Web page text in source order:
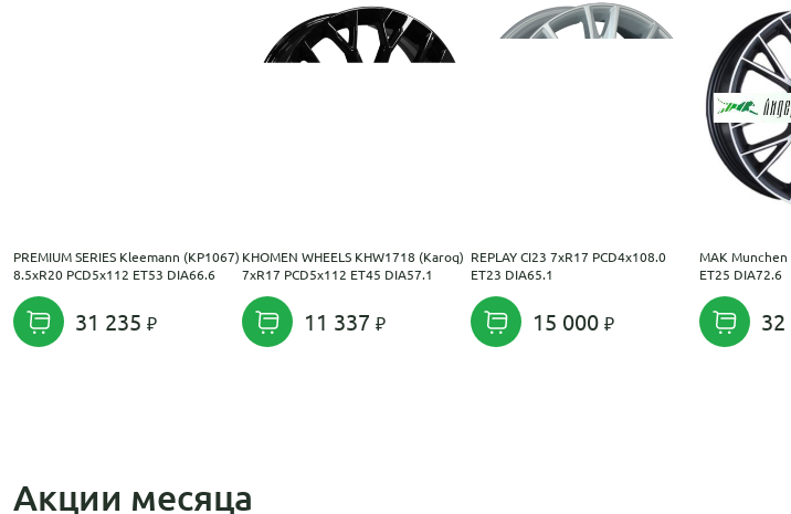
PREMIUM SERIES Kleemann (КР1067)
8.5xR20 PCD5x112 ET53 DIA66.6
31 235
KHOMEN WHEELS KHW1718 (Karoq)
7xR17 PCD5x112 ET45 DIA57.1
11 337
REPLAY CI23 7xR17 PCD4x108.0
ET23 DIA65.1
15 000
MAK Munchen
ET25 DIA72.6
32
Акции месяца